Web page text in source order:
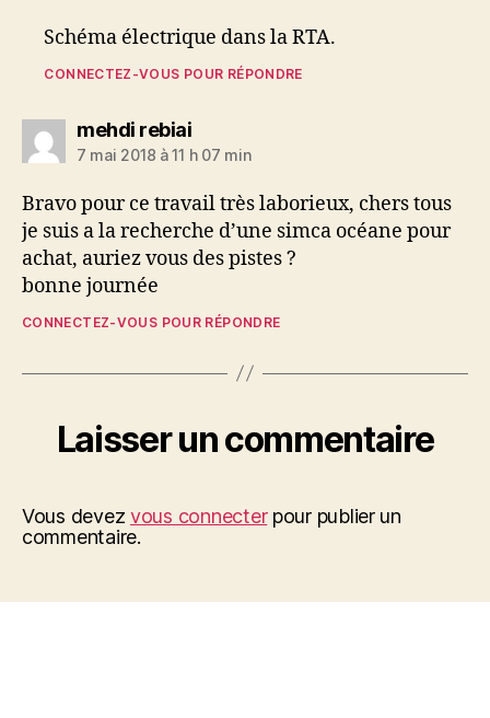
Schéma électrique dans la RTA.
CONNECTEZ-VOUS POUR RÉPONDRE
mehdi rebiaidit :
7 mai 2018 à 11 h 07 min
Bravo pour ce travail très laborieux, chers tous
je suis a la recherche d’une simca océane pour
achat, auriez vous des pistes ?
bonne journée
CONNECTEZ-VOUS POUR RÉPONDRE
Laisser un commentaire
Vous devezvous connecterpour publier un
commentaire.